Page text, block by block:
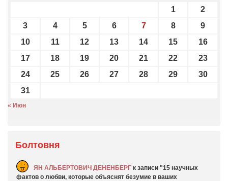
1
2
3
4 5 6 7 8
9
10
11 12 13 14 15
16
17
18 19 20 21 22
23
24
25 26 27 28 29
30
31
« Июн
Болтовня
ЯН АЛЬБЕРТОВИЧ ДЕНЕНБЕРГ к записи
15 научных
фактов о любви, которые объяснят безумие в ваших